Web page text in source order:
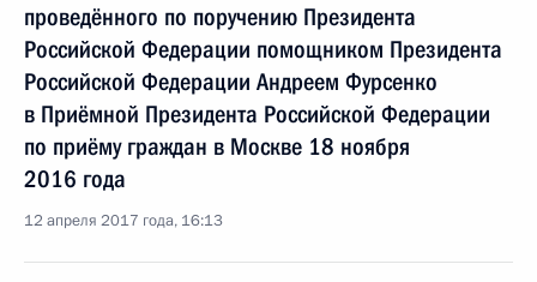
проведённого по поручению Президента
Российской Федерации помощником Президента
Российской Федерации Андреем Фурсенко
в Приёмной Президента Российской Федерации
по приёму граждан в Москве 18 ноября
2016 года
12 апреля 2017 года, 16:13